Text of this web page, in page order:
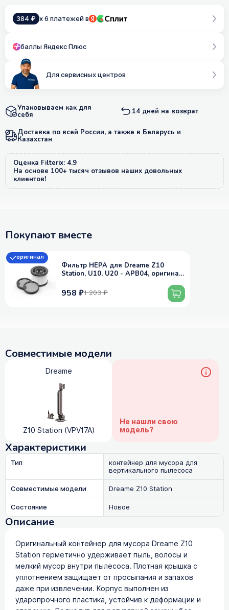
384 ₽ x 6 платежей в
баллы Яндекс Плюс
Для сервисных центров
Упаковываем как для
себя 14 дней на возврат
Доставка по всей России, а также в Беларусь и
Казахстан
Оценка Filterix: 4.9
На основе 100+ тысяч отзывов наших довольных
клиентов!
Покупают вместе
Фильтр HEPA для Dreame Z10
Station, U10, U20 - APB04, оригинал,
оригинал
958 ₽1 203 ₽
Совместимые модели
Dreame
Z10 Station (VPV17A)
Не нашли свою
модель?
Характеристики
Тип контейнер для мусора для
вертикального пылесоса
Совместимые модели
Dreame Z10 Station
Состояние
Новое
Описание
Оригинальный контейнер для мусора Dreame Z10
Station герметично удерживает пыль, волосы и
мелкий мусор внутри пылесоса. Плотная крышка с
уплотнением защищает от просыпания и запахов
даже при извлечении. Корпус выполнен из
ударопрочного пластика, устойчив к деформации и